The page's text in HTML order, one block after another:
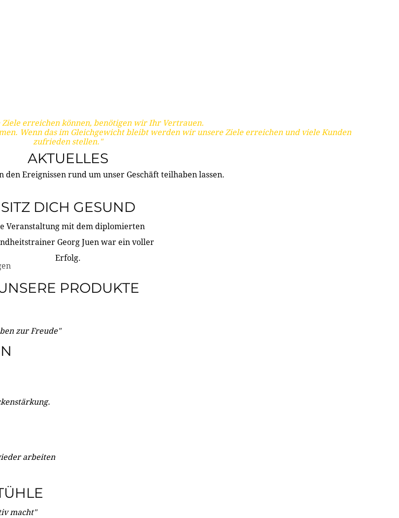
erreichen können, benötigen wir Ihr Vertrauen.
Wenn das im Gleichgewicht bleibt werden wir unsere Ziele erreichen und viele Kunden
zufrieden stellen."
AKTUELLES
den Ereignissen rund um unser Geschäft teilhaben lassen.
SITZ DICH GESUND
Veranstaltung mit dem diplomierten
Georg Juen war ein voller
Erfolg.
PRODUKTE
zur Freude"
arbeiten
macht"